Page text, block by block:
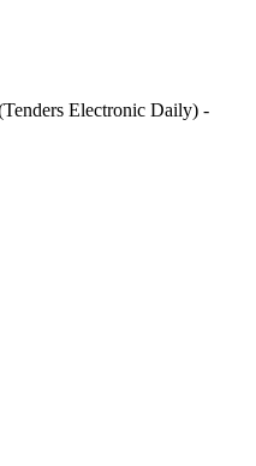
Electronic Daily) -